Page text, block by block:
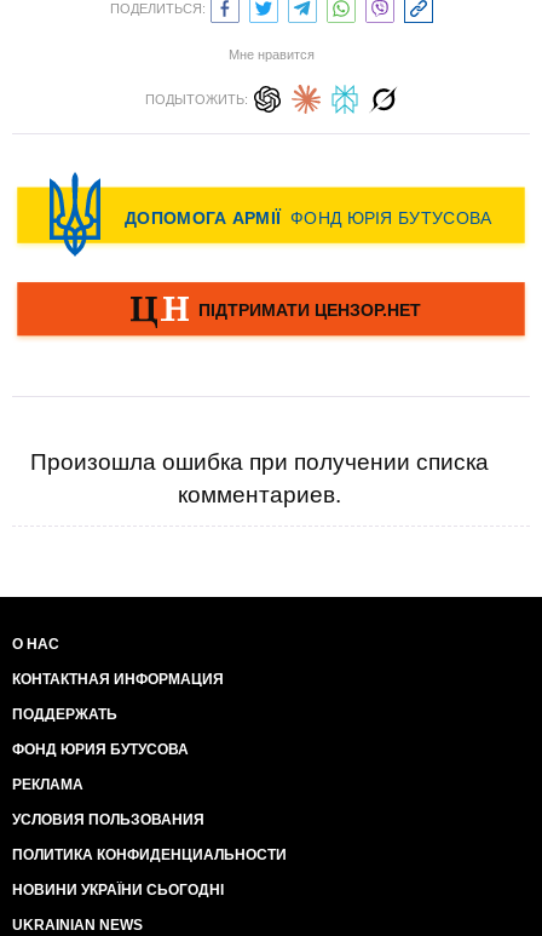
ПОДЕЛИТЬСЯ:
Мне нравится
ПОДЫТОЖИТЬ:
Произошла ошибка при получении списка
комментариев.
О НАС
КОНТАКТНАЯ ИНФОРМАЦИЯ
ПОДДЕРЖАТЬ
ФОНД ЮРИЯ БУТУСОВА
РЕКЛАМА
УСЛОВИЯ ПОЛЬЗОВАНИЯ
ПОЛИТИКА КОНФИДЕНЦИАЛЬНОСТИ
НОВИНИ УКРАЇНИ СЬОГОДНІ
UKRAINIAN NEWS